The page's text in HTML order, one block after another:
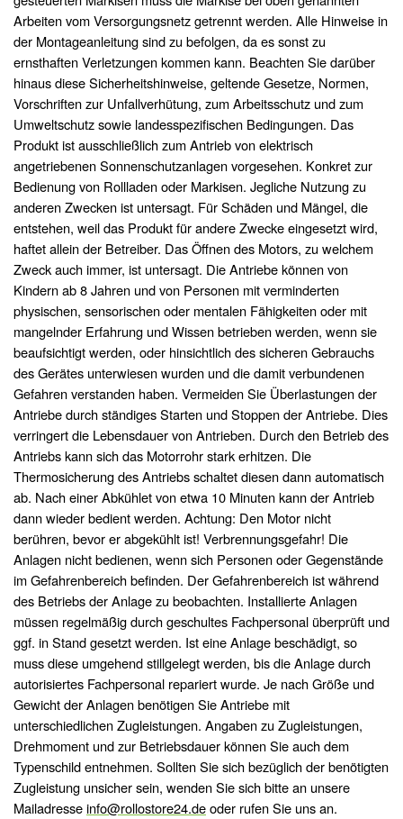
Arbeiten vom Versorgungsnetz getrennt werden. Alle Hinweise in
der Montageanleitung sind zu befolgen, da es sonst zu
ernsthaften Verletzungen kommen kann. Beachten Sie darüber
hinaus diese Sicherheitshinweise, geltende Gesetze, Normen,
Vorschriften zur Unfallverhütung, zum Arbeitsschutz und zum
Umweltschutz sowie landesspezifischen Bedingungen. Das
Produkt ist ausschließlich zum Antrieb von elektrisch
angetriebenen Sonnenschutzanlagen vorgesehen. Konkret zur
Bedienung von Rollladen oder Markisen. Jegliche Nutzung zu
anderen Zwecken ist untersagt. Für Schäden und Mängel, die
entstehen, weil das Produkt für andere Zwecke eingesetzt wird,
haftet allein der Betreiber. Das Öffnen des Motors, zu welchem
Zweck auch immer, ist untersagt. Die Antriebe können von
Kindern ab 8 Jahren und von Personen mit verminderten
physischen, sensorischen oder mentalen Fähigkeiten oder mit
mangelnder Erfahrung und Wissen betrieben werden, wenn sie
beaufsichtigt werden, oder hinsichtlich des sicheren Gebrauchs
des Gerätes unterwiesen wurden und die damit verbundenen
Gefahren verstanden haben. Vermeiden Sie Überlastungen der
Antriebe durch ständiges Starten und Stoppen der Antriebe. Dies
verringert die Lebensdauer von Antrieben. Durch den Betrieb des
Antriebs kann sich das Motorrohr stark erhitzen. Die
Thermosicherung des Antriebs schaltet diesen dann automatisch
ab. Nach einer Abkühlet von etwa 10 Minuten kann der Antrieb
dann wieder bedient werden. Achtung: Den Motor nicht
berühren, bevor er abgekühlt ist! Verbrennungsgefahr! Die
Anlagen nicht bedienen, wenn sich Personen oder Gegenstände
im Gefahrenbereich befinden. Der Gefahrenbereich ist während
des Betriebs der Anlage zu beobachten. Installierte Anlagen
müssen regelmäßig durch geschultes Fachpersonal überprüft und
ggf. in Stand gesetzt werden. Ist eine Anlage beschädigt, so
muss diese umgehend stillgelegt werden, bis die Anlage durch
autorisiertes Fachpersonal repariert wurde. Je nach Größe und
Gewicht der Anlagen benötigen Sie Antriebe mit
unterschiedlichen Zugleistungen. Angaben zu Zugleistungen,
Drehmoment und zur Betriebsdauer können Sie auch dem
Typenschild entnehmen. Sollten Sie sich bezüglich der benötigten
Zugleistung unsicher sein, wenden Sie sich bitte an unsere
Mailadresseinfo@rollostore24.deoder rufen Sie uns an.